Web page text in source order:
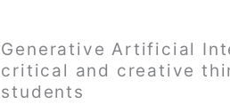
Generative Artificial
critical and creative
students